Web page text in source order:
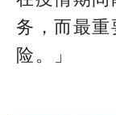
务，而最
险。」